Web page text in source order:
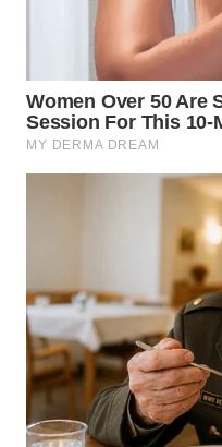
LAMPUNG
WN
WN
JOGJA
WN
JATIM